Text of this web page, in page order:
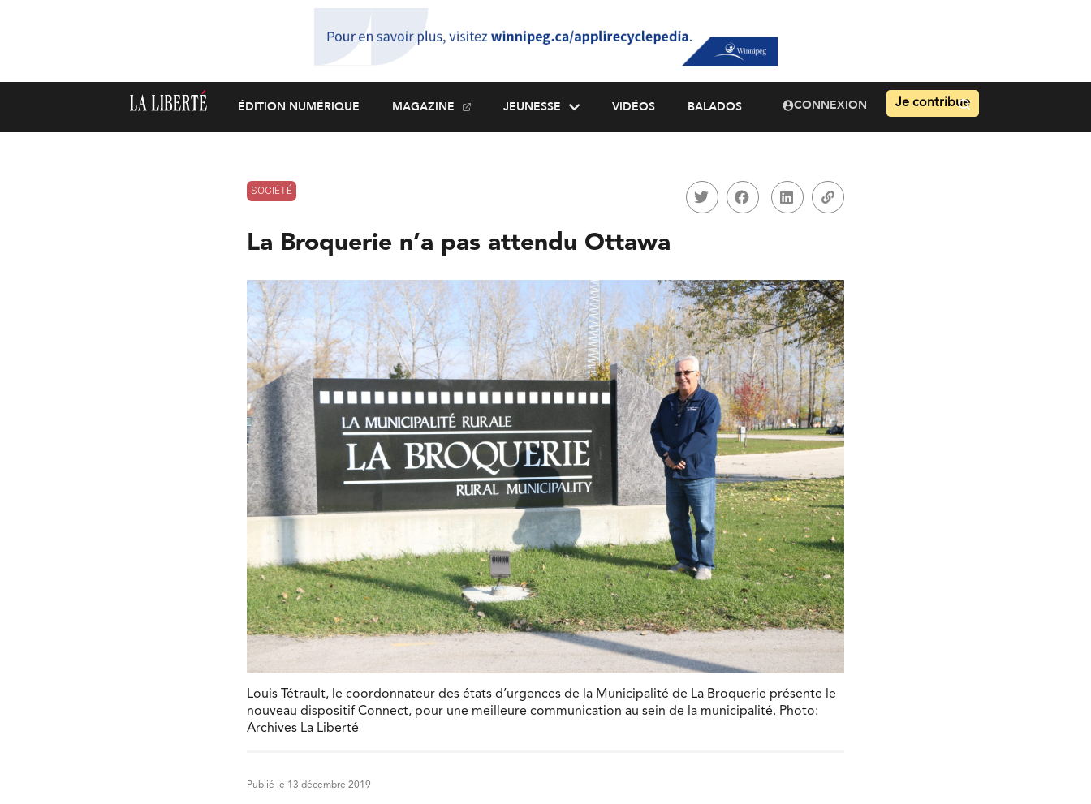
ÉDITION NUMÉRIQUE MAGAZINE JEUNESSE VIDÉOS BALADOS CONNEXION Je contribue
SOCIÉTÉ
La Broquerie n’a pas attendu Ottawa
Louis Tétrault, le coordonnateur des états d’urgences de la Municipalité de La Broquerie présente le
nouveau dispositif Connect, pour une meilleure communication au sein de la municipalité. Photo:
Archives La Liberté
Publié le 13 décembre 2019